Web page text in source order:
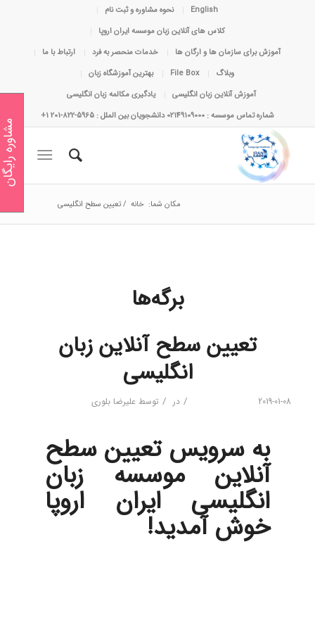
English
نحوه مشاوره و ثبت نام
کلاس های آنلاین زبان موسسه ایران اروپا
آموزش برای سازمان ها و ارگان ها
خدمات منحصر به فرد
ارتباط با ما
وبلاگ
File Box
بهترین آموزشگاه زبان
آموزش آنلاین زبان انگلیسی
یادگیری مکالمه زبان انگلیسی
شماره تماس موسسه : 02149109000 دانشجویان بین الملل : 5965-822-201 1+
مکان شما: خانه /تعیین سطح انگلیسی
برگه‌ها
تعیین سطح آنلاین زبان
انگلیسی
2019-01-08
/ در / توسطعلیرضا بلوری
به سرویس تعیین سطح
آنلاین موسسه زبان
انگلیسی ایران اروپا
خوش آمدید!